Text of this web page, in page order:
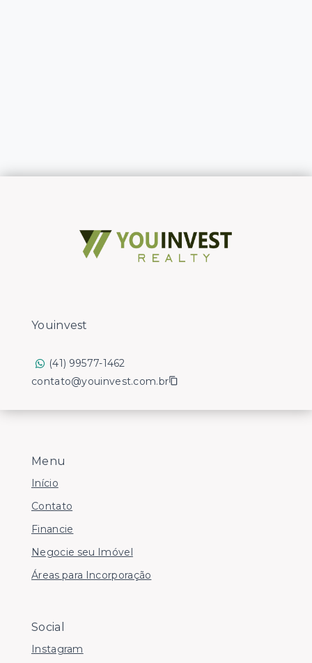
Menu
Início
Contato
Financie
Negocie seu Imóvel
Áreas para Incorporação
Social
Instagram
Youinvest
(41) 99577-1462
contato@youinvest.com.br